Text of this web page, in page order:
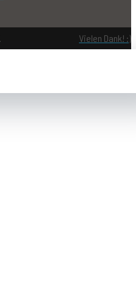
Vielen Dank! :)